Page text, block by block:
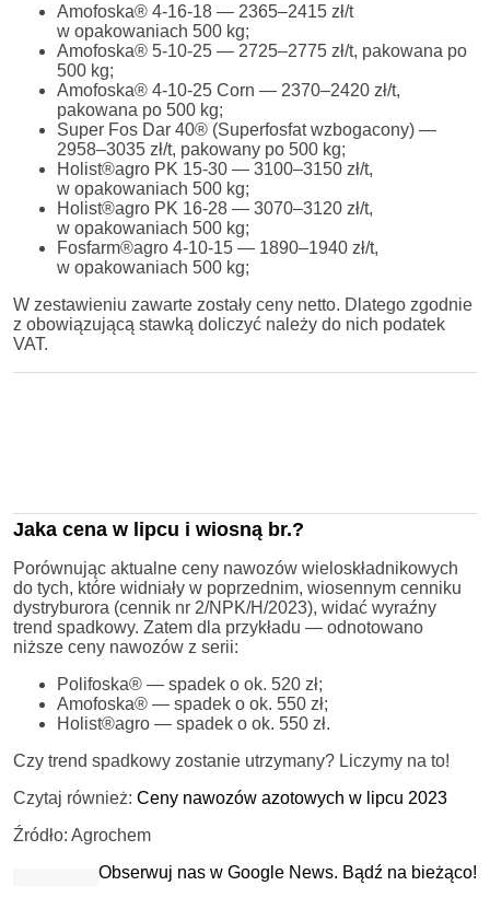
Amofoska® 4-16-18 — 2365–2415 zł/t
w opakowaniach 500 kg;
Amofoska® 5-10-25 — 2725–2775 zł/t, pakowana po
500 kg;
Amofoska® 4-10-25 Corn — 2370–2420 zł/t,
pakowana po 500 kg;
Super Fos Dar 40® (Superfosfat wzbogacony) —
2958–3035 zł/t, pakowany po 500 kg;
Holist®agro PK 15-30 — 3100–3150 zł/t,
w opakowaniach 500 kg;
Holist®agro PK 16-28 — 3070–3120 zł/t,
w opakowaniach 500 kg;
Fosfarm®agro 4-10-15 — 1890–1940 zł/t,
w opakowaniach 500 kg;
W zestawieniu zawarte zostały ceny netto. Dlatego zgodnie
z obowiązującą stawką doliczyć należy do nich podatek
VAT.
Jaka cena w lipcu i wiosną br.?
Porównując aktualne ceny nawozów wieloskładnikowych
do tych, które widniały w poprzednim, wiosennym cenniku
dystryburora (cennik nr 2/NPK/H/2023), widać wyraźny
trend spadkowy. Zatem dla przykładu — odnotowano
niższe ceny nawozów z serii:
Polifoska® — spadek o ok. 520 zł;
Amofoska® — spadek o ok. 550 zł;
Holist®agro — spadek o ok. 550 zł.
Czy trend spadkowy zostanie utrzymany? Liczymy na to!
Czytaj również: Ceny nawozów azotowych w lipcu 2023
Źródło: Agrochem
Obserwuj nas w Google News. Bądź na bieżąco!